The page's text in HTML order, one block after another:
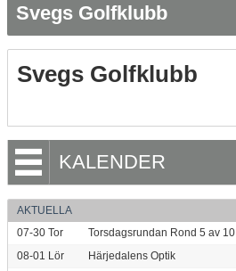
Svegs Golfklubb
Svegs Golfklubb
KALENDER
AKTUELLA
07-30 Tor
Torsdagsrundan Rond 5 av 10
08-01 Lör
Härjedalens Optik